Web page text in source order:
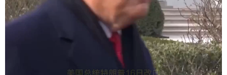
城市 旅游 能源 会展
时尚 悦读
亚太网 上市公司